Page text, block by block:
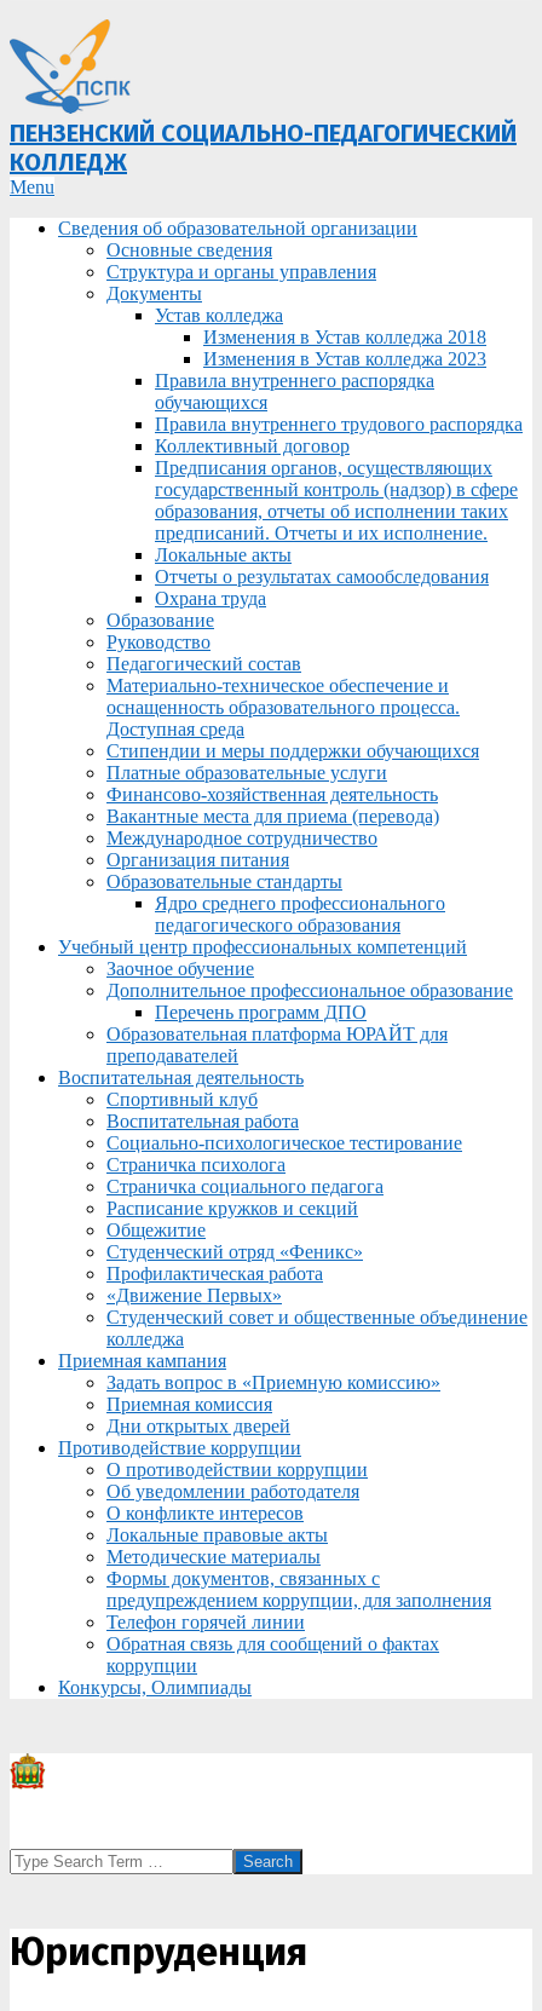
ПЕНЗЕНСКИЙ СОЦИАЛЬНО-ПЕДАГОГИЧЕСКИЙ
КОЛЛЕДЖ
Primary
Menu
Menu
Сведения об образовательной организации
Основные сведения
Структура и органы управления
Документы
Устав колледжа
Изменения в Устав колледжа 2018
Изменения в Устав колледжа 2023
Правила внутреннего распорядка
обучающихся
Правила внутреннего трудового распорядка
Коллективный договор
Предписания органов, осуществляющих
государственный контроль (надзор) в сфере
образования, отчеты об исполнении таких
предписаний. Отчеты и их исполнение.
Локальные акты
Отчеты о результатах самообследования
Охрана труда
Образование
Руководство
Педагогический состав
Материально-техническое обеспечение и
оснащенность образовательного процесса.
Доступная среда
Стипендии и меры поддержки обучающихся
Платные образовательные услуги
Финансово-хозяйственная деятельность
Вакантные места для приема (перевода)
Международное сотрудничество
Организация питания
Образовательные стандарты
Ядро среднего профессионального
педагогического образования
Учебный центр профессиональных компетенций
Заочное обучение
Дополнительное профессиональное образование
Перечень программ ДПО
Образовательная платформа ЮРАЙТ для
преподавателей
Воспитательная деятельность
Спортивный клуб
Воспитательная работа
Социально-психологическое тестирование
Страничка психолога
Страничка социального педагога
Расписание кружков и секций
Общежитие
Студенческий отряд «Феникс»
Профилактическая работа
«Движение Первых»
Студенческий совет и общественные объединение
колледжа
Приемная кампания
Задать вопрос в «Приемную комиссию»
Приемная комиссия
Дни открытых дверей
Противодействие коррупции
О противодействии коррупции
Об уведомлении работодателя
О конфликте интересов
Локальные правовые акты
Методические материалы
Формы документов, связанных с
предупреждением коррупции, для заполнения
Телефон горячей линии
Обратная связь для сообщений о фактах
коррупции
Конкурсы, Олимпиады
Search
Юриспруденция